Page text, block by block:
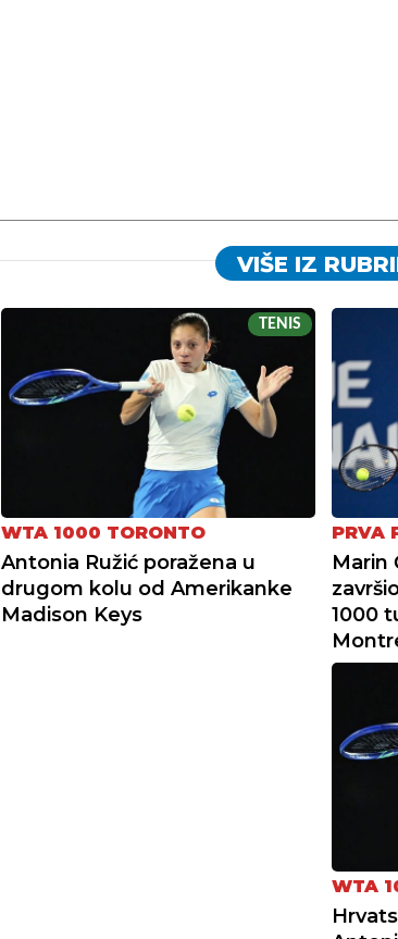
VIŠE IZ
TENIS
WTA 1000 TORONTO
Antonia Ružić poražena u
drugom kolu od Amerikanke
Madison Keys
PRVA
Marin
1000
WTA